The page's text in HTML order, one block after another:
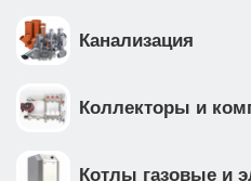
Канализация
Коллекторы и
Котлы газовые и